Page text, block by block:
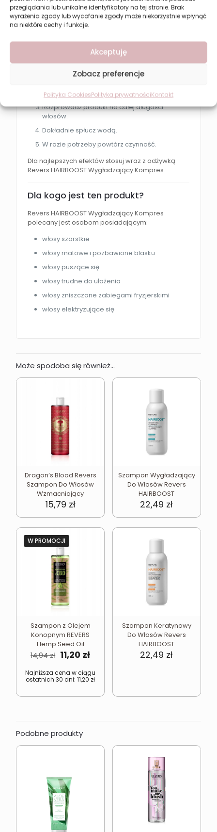
przeglądania lub unikalne identyfikatory na tej stronie. Brak
wyrażenia zgody lub wycofanie zgody może niekorzystnie wpłynąć
na niektóre cechy i funkcje.
Akceptuję
Zobacz preferencje
Polityka CookiesPolityka prywatnościKontakt
większą odporność na niekorzystne warunki
atmosferyczne
Jak stosować?
ruchami.
Rozprowadź produkt na całej długości
włosów.
Dokładnie spłucz wodą.
W razie potrzeby powtórz czynność.
Dla najlepszych efektów stosuj wraz z odżywką
Revers HAIRBOOST Wygładzający Kompres.
Dla kogo jest ten produkt?
Revers HAIRBOOST Wygładzający Kompres
polecany jest osobom posiadającym:
włosy szorstkie
włosy matowe i pozbawione blasku
włosy puszące się
włosy trudne do ułożenia
włosy zniszczone zabiegami fryzjerskimi
włosy elektryzujące się
Może spodoba się również…
Dragon’s Blood Revers
Szampon Do Włosów
Wzmacniający
15,79 zł
Szampon Wygładzający
Do Włosów Revers
HAIRBOOST
22,49 zł
W PROMOCJI
Szampon z Olejem
Konopnym REVERS
Hemp Seed Oil
14,94zł Pierwotna
wynosiła:
14,94 zł.
11,20 złAktualna
wynosi:
11,20 zł.
Najniższa cena w ciągu
ostatnich 30 dni:11,20 zł
Szampon Keratynowy
Do Włosów Revers
HAIRBOOST
22,49 zł
Podobne produkty